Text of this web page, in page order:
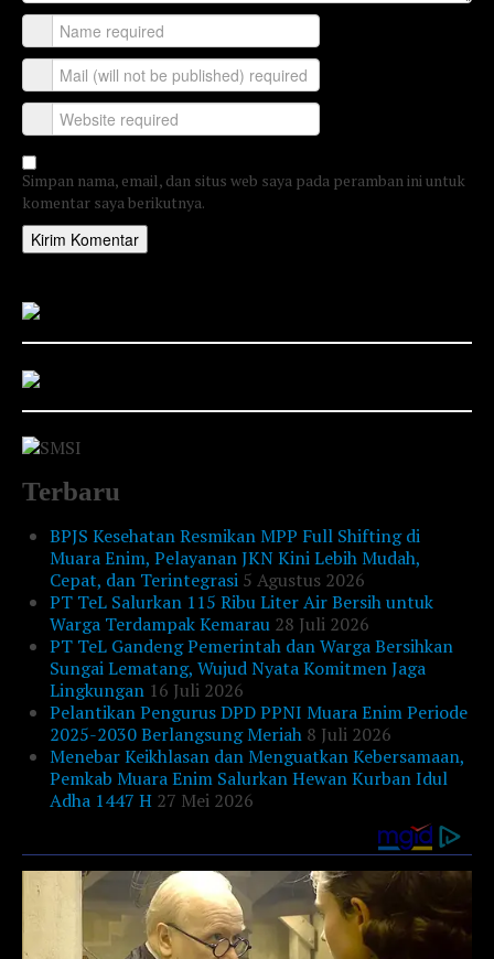
Simpan nama, email, dan situs web saya pada peramban ini untuk
komentar saya berikutnya.
Terbaru
BPJS Kesehatan Resmikan MPP Full Shifting di
Muara Enim, Pelayanan JKN Kini Lebih Mudah,
Cepat, dan Terintegrasi 5 Agustus 2026
PT TeL Salurkan 115 Ribu Liter Air Bersih untuk
Warga Terdampak Kemarau 28 Juli 2026
PT TeL Gandeng Pemerintah dan Warga Bersihkan
Sungai Lematang, Wujud Nyata Komitmen Jaga
Lingkungan 16 Juli 2026
Pelantikan Pengurus DPD PPNI Muara Enim Periode
2025-2030 Berlangsung Meriah 8 Juli 2026
Menebar Keikhlasan dan Menguatkan Kebersamaan,
Pemkab Muara Enim Salurkan Hewan Kurban Idul
Adha 1447 H 27 Mei 2026